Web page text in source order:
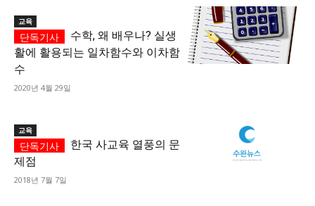
교육
수학, 왜 배우나? 실생
활에 활용되는 일차함수와 이차함
수
2020년 4월 29일
교육
한국 사교육 열풍의 문
제점
2018년 7월 7일